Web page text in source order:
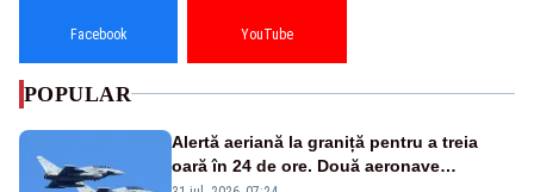
Facebook YouTube
POPULAR
Alertă aeriană la graniță pentru a treia
oară în 24 de ore. Două aeronave